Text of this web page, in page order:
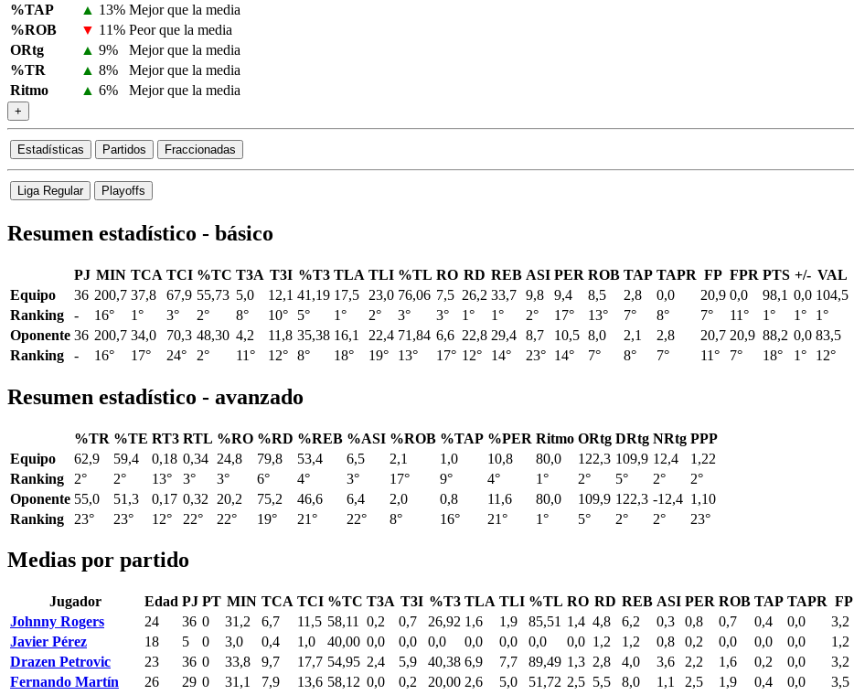
%TAP
▲ 13% Mejor que la media
%ROB
▼ 11% Peor que la media
ORtg
▲ 9%
Mejor que la media
%TR
▲ 8%
Mejor que la media
Ritmo
▲ 6% Mejor que la media
+
Estadísticas Partidos Fraccionadas
Liga Regular Playoffs
Resumen estadístico - básico
PJ MIN TCA TCI %TC T3A T3I %T3 TLA TLI %TL RO RD REB ASI PER ROB TAP TAPR FP FPR PTS +/- VAL
Equipo
36 200,7 37,8 67,9 55,73 5,0 12,1 41,19 17,5 23,0 76,06 7,5 26,2 33,7 9,8 9,4 8,5 2,8 0,0 20,9 0,0 98,1 0,0 104,5
Ranking
- 16° 1° 3° 2° 8° 10° 5° 1° 2° 3° 3° 1° 1° 2° 17° 13° 7° 8° 7° 11° 1° 1°
1°
Oponente 36 200,7 34,0 70,3 48,30 4,2 11,8 35,38 16,1 22,4 71,84 6,6 22,8 29,4 8,7 10,5 8,0 2,1 2,8 20,7 20,9 88,2 0,0 83,5
Ranking
- 16° 17° 24° 2° 11° 12° 8° 18° 19° 13° 17° 12° 14° 23° 14° 7° 8° 7° 11° 7° 18° 1° 12°
Resumen estadístico - avanzado
%TR %TE RT3 RTL %RO %RD %REB %ASI %ROB %TAP %PER Ritmo ORtg DRtg NRtg PPP
Equipo
62,9 59,4 0,18 0,34 24,8 79,8 53,4 6,5 2,1 1,0 10,8 80,0 122,3 109,9 12,4
1,22
Ranking
2° 2° 13° 3° 3° 6° 4° 3° 17° 9° 4° 1° 2° 5° 2°
2°
Oponente 55,0 51,3 0,17 0,32 20,2 75,2 46,6 6,4 2,0 0,8 11,6 80,0 109,9 122,3 -12,4 1,10
Ranking
23° 23° 12° 22° 22° 19° 21° 22° 8° 16° 21° 1° 5° 2° 2° 23°
Medias por partido
Jugador Edad PJ PT MIN TCA TCI %TC T3A T3I %T3 TLA TLI %TL RO RD REB ASI PER ROB TAP TAPR FP
Johnny Rogers
24 36 0 31,2 6,7 11,5 58,11 0,2 0,7 26,92 1,6 1,9 85,51 1,4 4,8 6,2 0,3 0,8 0,7 0,4 0,0 3,2
Javier Pérez
18 5 0 3,0 0,4 1,0 40,00 0,0 0,0 0,0 0,0 0,0 0,0 0,0 1,2 1,2 0,8 0,2 0,0 0,0 0,0 1,2
Drazen Petrovic
23 36 0 33,8 9,7 17,7 54,95 2,4 5,9 40,38 6,9 7,7 89,49 1,3 2,8 4,0 3,6 2,2 1,6 0,2 0,0 3,2
Fernando Martín
26 29 0 31,1 7,9 13,6 58,12 0,0 0,2 20,00 2,6 5,0 51,72 2,5 5,5 8,0 1,1 2,5 1,9 0,4 0,0 3,5